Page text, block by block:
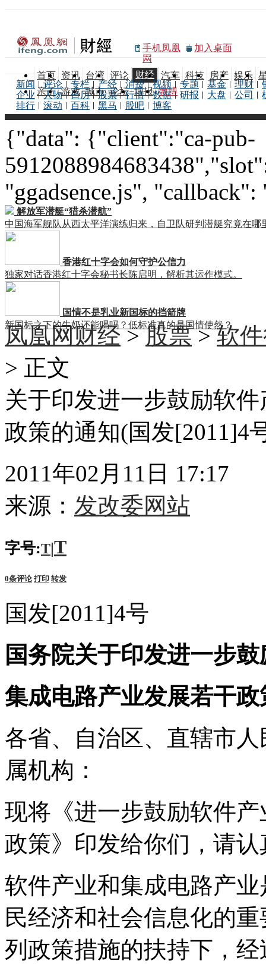
手机凤凰
网
加入桌面
首页 资讯 台湾 评论 财经 汽车 科技 房产 娱乐
亲子 游戏 城市 论坛 博报 微博
新闻 评论 专栏 产经 消费 视频 专题 基金 理财
企业
人物 日历 股票 行情 数据 研报 大盘 公司
排行
滚动 百科 黑马 股吧 博客
{"data": {"client":"ca-pub-
"ggadsence.js", "callback":
解放军潜艇“猎杀潜航”
中国海军舰队从西太平洋演练归来，自卫队研判潜艇究竟在哪
香港红十字会如何守护公信力
独家对话香港红十字会秘书长陈启明，解析其运作模式。
国情不是乳业新国标的挡箭牌
新国标之下的牛奶还能喝吗？低标准真的是国情使然？
凤凰网财经>股票>软
> 正文
关于印发进一步鼓励软
政策的通知(国发[2011]4
2011年02月11日 17:17
来源： 发改委网站
字号:T|T
0条评论 打印 转发
国发[2011]4号
国务院关于印发进一步
集成电路产业发展若干
各省、自治区、直辖市
属机构：
现将《进一步鼓励软件
政策》印发给你们，请
软件产业和集成电路产
民经济和社会信息化的
列政策措施的扶持下，